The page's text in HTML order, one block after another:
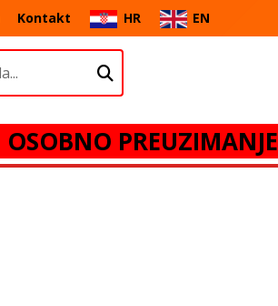
Kontakt HR EN
OSOBNO PREUZIMANJE